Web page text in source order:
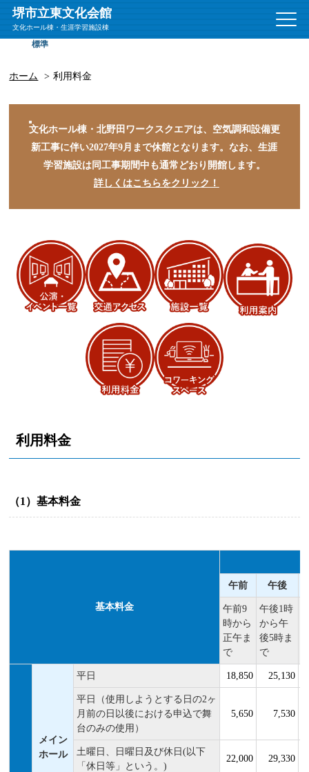
堺市立東文化会館
文化ホール棟・生涯学習施設棟
標準
ホーム 利用料金
文化ホール棟・北野田ワークスクエアは、空気調和設備更
新工事に伴い2027年9月まで休館となります。 なお、生涯
学習施設は同工事期間中も通常どおり開館します。
詳しくはこちらをクリック！
利用料金
（1）基本料金
基本料金
午前 午後
午前9
時から
正午ま
で
午後1時
から午
後5時ま
で
メイン
ホール
平日 18,850 25,130
平日（使用しようとする日の2ヶ
月前の日以後における申込で舞
台のみの使用）
5,650 7,530
土曜日、日曜日及び休日(以下
「休日等」という。)
22,000 29,330